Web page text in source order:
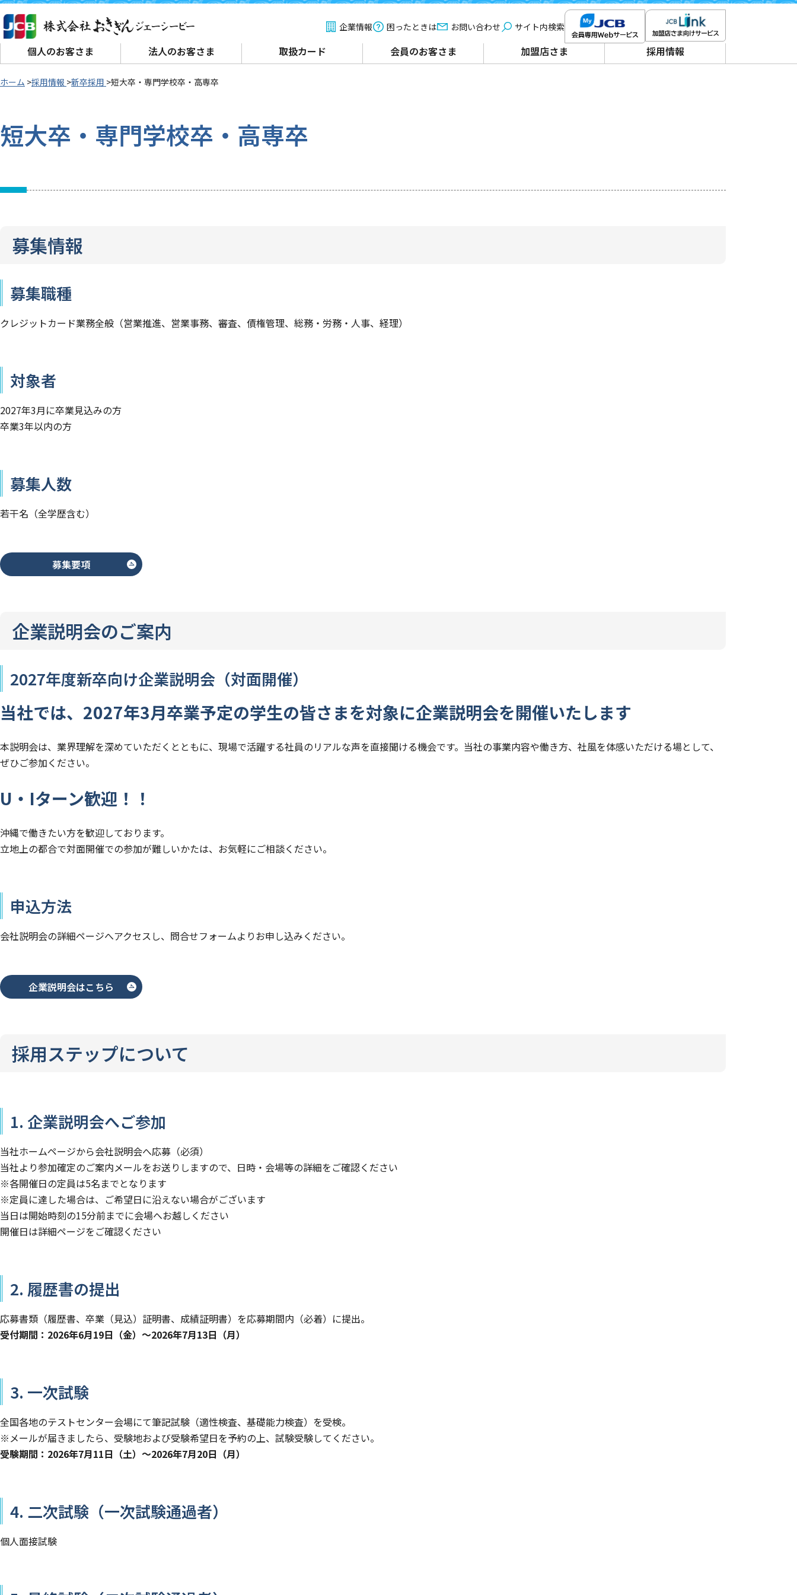
企業情報 困ったときは お問い合わせ サイト内検索
個人のお客さま 法人のお客さま 取扱カード 会員のお客さま 加盟店さま 採用情報
ホーム 採用情報 新卒採用 短大卒・専門学校卒・高専卒
短大卒・専門学校卒・高専卒
募集情報
募集職種
クレジットカード業務全般（営業推進、営業事務、審査、債権管理、総務・労務・人事、経理）
対象者
2027年3月に卒業見込みの方
卒業3年以内の方
募集人数
若干名（全学歴含む）
募集要項
企業説明会のご案内
2027年度新卒向け企業説明会（対面開催）
当社では、2027年3月卒業予定の学生の皆さまを対象に企業説明会を開催いたします
本説明会は、業界理解を深めていただくとともに、現場で活躍する社員のリアルな声を直接聞ける機会です。当社の事業内容や働き方、社風を体感いただける場として、
ぜひご参加ください。
U・Iターン歓迎！！
沖縄で働きたい方を歓迎しております。
立地上の都合で対面開催での参加が難しいかたは、お気軽にご相談ください。
申込方法
会社説明会の詳細ページへアクセスし、問合せフォームよりお申し込みください。
企業説明会はこちら
採用ステップについて
1. 企業説明会へご参加
当社ホームページから会社説明会へ応募（必須）
当社より参加確定のご案内メールをお送りしますので、日時・会場等の詳細をご確認ください
※各開催日の定員は5名までとなります
※定員に達した場合は、ご希望日に沿えない場合がございます
当日は開始時刻の15分前までに会場へお越しください
開催日は詳細ページをご確認ください
2. 履歴書の提出
応募書類（履歴書、卒業（見込）証明書、成績証明書）を応募期間内（必着）に提出。
受付期間：2026年6月19日（金）～2026年7月13日（月）
3. 一次試験
全国各地のテストセンター会場にて筆記試験（適性検査、基礎能力検査）を受検。
※メールが届きましたら、受験地および受験希望日を予約の上、試験受験してください。
受験期間：2026年7月11日（土）～2026年7月20日（月）
4. 二次試験（一次試験通過者）
個人面接試験